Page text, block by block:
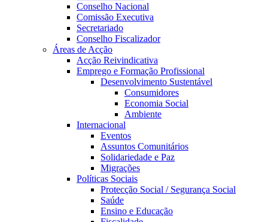
Conselho Nacional
Comissão Executiva
Secretariado
Conselho Fiscalizador
Áreas de Acção
Acção Reivindicativa
Emprego e Formação Profissional
Desenvolvimento Sustentável
Consumidores
Economia Social
Ambiente
Internacional
Eventos
Assuntos Comunitários
Solidariedade e Paz
Migrações
Políticas Sociais
Protecção Social / Segurança Social
Saúde
Ensino e Educação